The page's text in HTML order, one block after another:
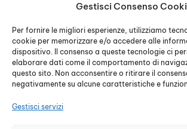
Gestisci Consenso
Per fornire le migliori esperienze, utilizziamo
cookie per memorizzare e/o accedere alle
dispositivo. Il consenso a queste tecnologie ci
elaborare dati come il comportamento di
questo sito. Non acconsentire o ritirare il
negativamente su alcune caratteristiche e
Gestisci servizi